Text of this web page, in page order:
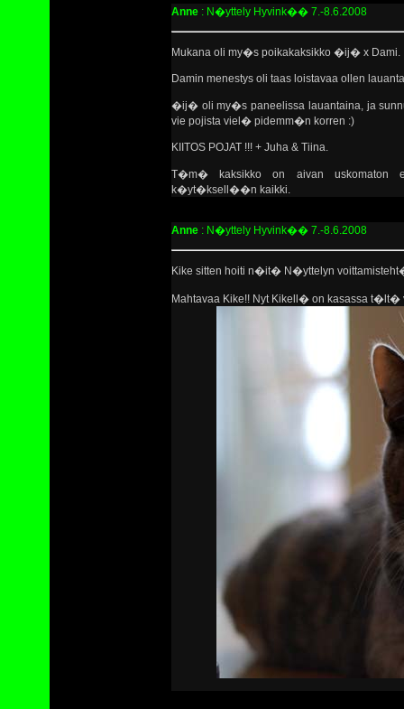
Anne : N�yttely Hyvink�� 7.-8.6.2008
Mukana oli my�s poikakaksikko �ij� x Dami.
Damin menestys oli taas loistavaa ollen
�ij� oli my�s paneelissa lauantaina, ja
vie pojista viel� pidemm�n korren :)
KIITOS POJAT !!! + Juha & Tiina.
T�m� kaksikko on aivan uskomaton
k�yt�ksell��n kaikki.
Anne : N�yttely Hyvink�� 7.-8.6.2008
Kike sitten hoiti n�it� N�yttelyn
Mahtavaa Kike!! Nyt Kikell� on kasassa t�lt�